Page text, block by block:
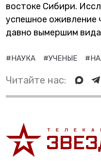
востоке Сибири.
успешное оживление
давно вымершим
#НАУКА #УЧЕНЫЕ
Читайте нас: